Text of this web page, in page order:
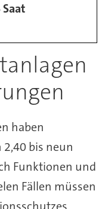
haben
bis neun
Funktionen und
Fällen müssen